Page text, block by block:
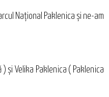
Naţional Paklenica şi ne-am
şi Velika Paklenica ( Paklenica